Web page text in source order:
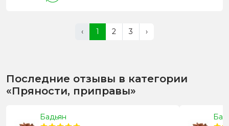
‹ 1 2 3 ›
Последние отзывы в категории
«Пряности, приправы»
Бадьян